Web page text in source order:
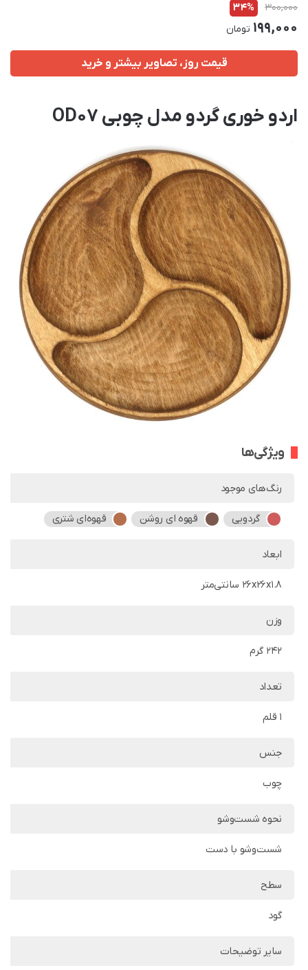
300,000
34%
199,000 تومان
قیمت روز، تصاویر بیشتر و خرید
اردو خوری گردو مدل چوبی OD07
ویژگی‌ها
رنگ‌های موجود
گردویی قهوه ای روشن قهوه‌ای شتری
ابعاد
26x26x1.8 سانتی‌متر
وزن
242 گرم
تعداد
1 قلم
جنس
چوب
نحوه شست‌وشو
شست‌وشو با دست
سطح
گود
سایر توضیحات